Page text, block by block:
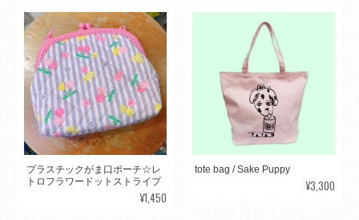
プラスチックがま口ポーチ☆レ
トロフラワードットストライプ
¥1,450
tote bag / Sake Puppy
¥3,300